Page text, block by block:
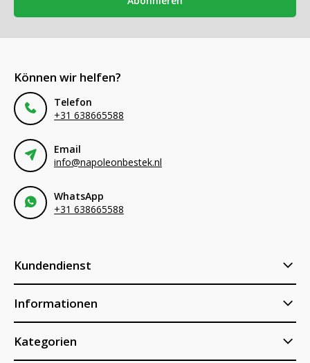
Können wir helfen?
Telefon
+31 638665588
Email
info@napoleonbestek.nl
WhatsApp
+31 638665588
Kundendienst
Informationen
Kategorien